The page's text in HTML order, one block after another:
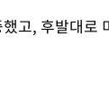
고, 후발대로